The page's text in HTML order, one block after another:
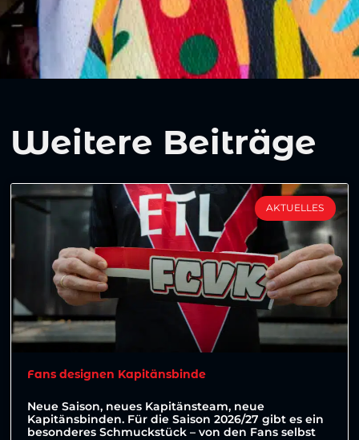
Weitere Beiträge
AKTUELLES
Fans designen Kapitänsbinde
Neue Saison, neues Kapitänsteam, neue
Kapitänsbinden. Für die Saison 2026/27 gibt es ein
besonderes Schmuckstück – von den Fans selbst